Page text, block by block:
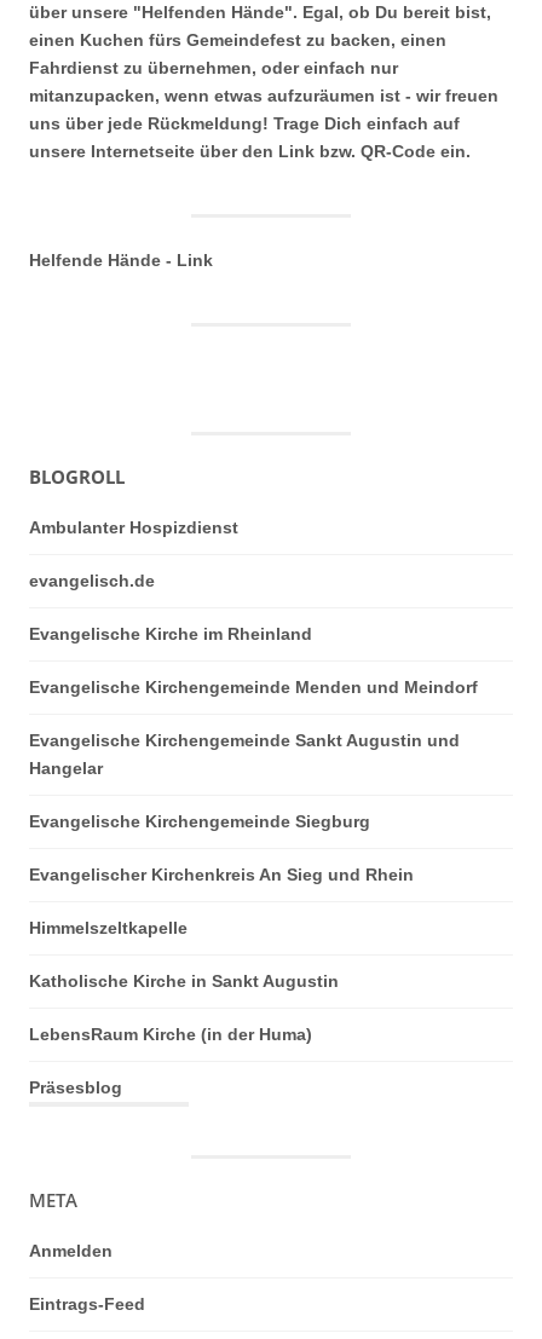
über unsere "Helfenden Hände". Egal, ob Du bereit bist,
einen Kuchen fürs Gemeindefest zu backen, einen
Fahrdienst zu übernehmen, oder einfach nur
mitanzupacken, wenn etwas aufzuräumen ist - wir freuen
uns über jede Rückmeldung! Trage Dich einfach auf
unsere Internetseite über den Link bzw. QR-Code ein.
Helfende Hände - Link
BLOGROLL
Ambulanter Hospizdienst
evangelisch.de
Evangelische Kirche im Rheinland
Evangelische Kirchengemeinde Menden und Meindorf
Evangelische Kirchengemeinde Sankt Augustin und
Hangelar
Evangelische Kirchengemeinde Siegburg
Evangelischer Kirchenkreis An Sieg und Rhein
Himmelszeltkapelle
Katholische Kirche in Sankt Augustin
LebensRaum Kirche (in der Huma)
Präsesblog
META
Anmelden
Eintrags-Feed